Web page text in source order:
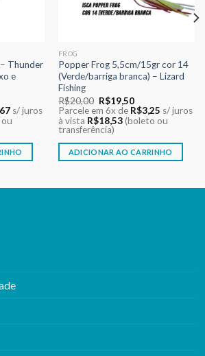
Thunder
e
s/ juros
FROG
Popper Frog 5,5cm/15gr cor 14
(Verde/barriga branca) – Lizard
Fishing
R$20,00 O
preço
original
era:
R$20,00.
R$19,50O
preço
atual
é:
Parcele em 6x de R$3,25 s/ juros
à vista R$18,53 (boleto ou
transferência)
ADICIONAR AO CARRINHO